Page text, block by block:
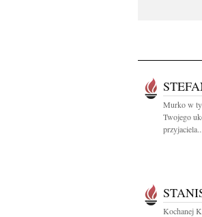
Murko w
Twojego
przyjaciela...
Kochanej